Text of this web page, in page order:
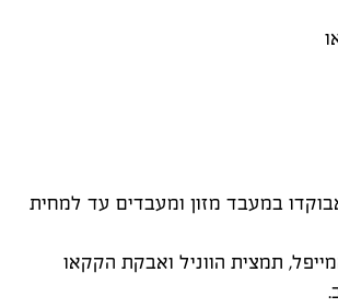
במעבד מזון ומעבדים עד למחית
תמצית הווניל ואבקת הקקאו